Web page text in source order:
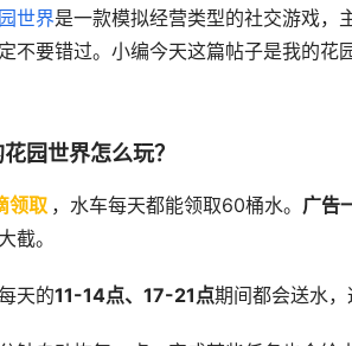
世界是一款模拟经营类型的社交游戏，
不要错过。小编今天这篇帖子是我的
园世界怎么玩？
领取 ，水车每天都能领取60桶水。 广告
截。
天的11-14点、17-21点期间都会送水，